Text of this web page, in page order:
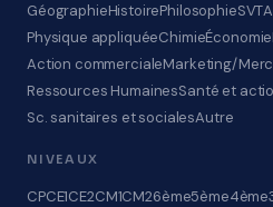
GéographieHistoirePhilosophieSVT
Physique appliquéeChimieÉconomie
Action commercialeMarketing/
Ressources HumainesSanté et
Sc. sanitaires et socialesAutre
NIVEAUX
CPCE1CE2CM1CM26ème5ème4ème